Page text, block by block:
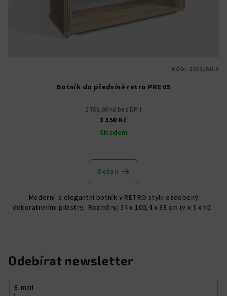
Botník do předsíně retro PRE 05
2 768,60 Kč bez DPH
3 350 Kč
Skladem
hodnocení
produktu
z
5
Detail
Moderní a elegantní botník v RETRO stylu ozdobený
dekorativními pilástry. Rozměry: 54 x 100,4 x 38 cm (v x š x hl).
KÓD: 5222/BIL3
Odebírat newsletter
E-mail